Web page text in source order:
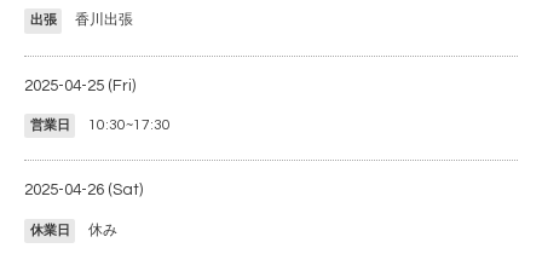
出張 香川出張
2025-04-25 (Fri)
営業日 10:30~17:30
2025-04-26 (Sat)
休業日 休み